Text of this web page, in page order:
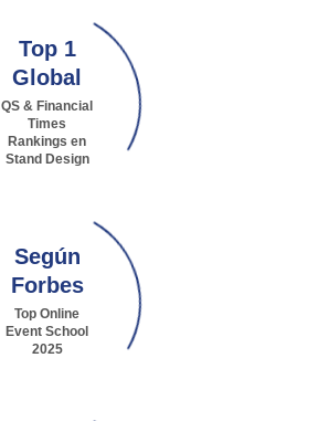
Top 1
Global
QS & Financial
Times
Rankings en
Stand Design
Según
Forbes
Top Online
Event School
2025